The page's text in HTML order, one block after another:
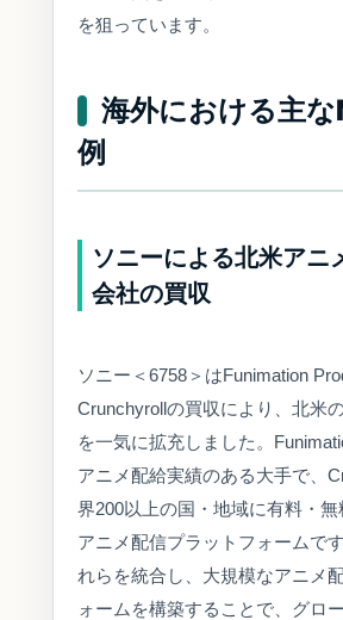
を狙っています。
海外における主
例
ソニーによる北米アニ
会社の買収
ソニー＜6758＞はFunimation
Crunchyrollの買収により、北米
を一気に拡充しました。
アニメ配給実績のある大手で、
界200以上の国・地域に有料・
アニメ配信プラットフォームで
れらを統合し、大規模なアニメ
ォームを構築することで、グロ